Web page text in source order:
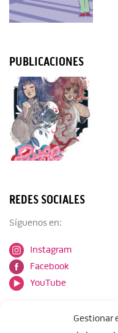
Gestionar
PUBLICACIONES
REDES SOCIALES
Síguenos en:
Instagram
Facebook
YouTube